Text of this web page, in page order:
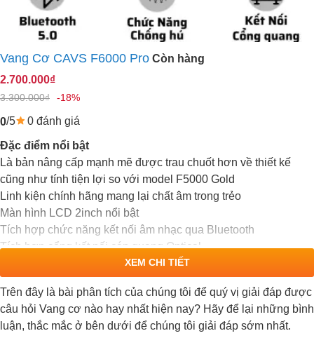
Vang Cơ CAVS F6000 Pro Còn hàng
2.700.000₫
3.300.000₫ -18%
0/5 0 đánh giá
Đặc điểm nổi bật
Là bản nâng cấp mạnh mẽ được trau chuốt hơn về thiết kế
cũng như tính tiện lợi so với model F5000 Gold
Linh kiện chính hãng mang lại chất âm trong trẻo
Màn hình LCD 2inch nổi bật
Tích hợp chức năng kết nối âm nhạc qua Bluetooth
Tích hợp cổng kết nối cáp quang Optical
Được tích hợp mạch chống hú Anti-Feedback chống ríu rít cực
kỳ hiệu quả
Các chiết áp núm nút đã được đưa ra ngoài tiện dụng hơn
Vang cơ sử dụng 2 bộ tạo vang cho tiếng Echo mượt mà hơn
hẳn
XEM CHI TIẾT
Trên đây là bài phân tích của chúng tôi để quý vị giải đáp được
câu hỏi Vang cơ nào hay nhất hiện nay? Hãy để lại những bình
luận, thắc mắc ở bên dưới để chúng tôi giải đáp sớm nhất.